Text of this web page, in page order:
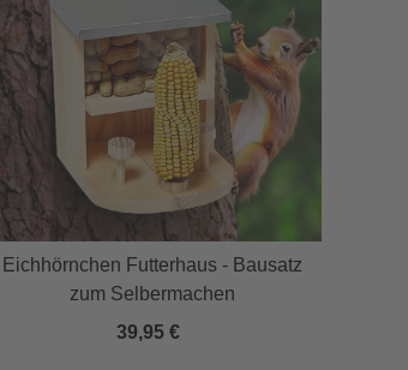
Eichhörnchen Futterhaus - Bausatz
zum Selbermachen
39,95 €